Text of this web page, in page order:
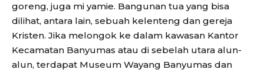
goreng, juga mi yamie. Bangunan tua yang bisa
dilihat, antara lain, sebuah kelenteng dan gereja
Kristen. Jika melongok ke dalam kawasan Kantor
Kecamatan Banyumas atau di sebelah utara alun-
alun, terdapat Museum Wayang Banyumas dan